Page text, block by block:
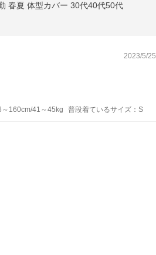
春夏 体型カバー 30代40代50代
2023/5/25
160cm/41～45kg
普段着ているサイズ：S